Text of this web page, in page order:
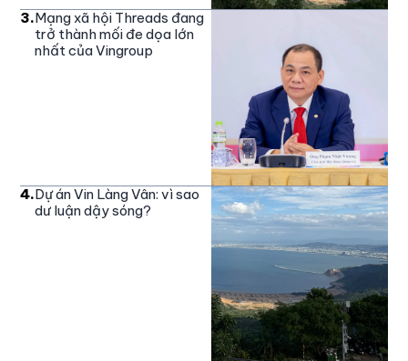
3.Mạng xã hội Threads đang
trở thành mối đe dọa lớn
nhất của Vingroup
4.Dự án Vin Làng Vân: vì sao
dư luận dậy sóng?